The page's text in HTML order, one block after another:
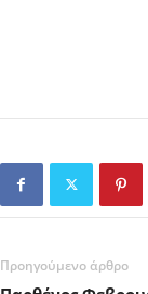
Προηγούμενο άρθρο